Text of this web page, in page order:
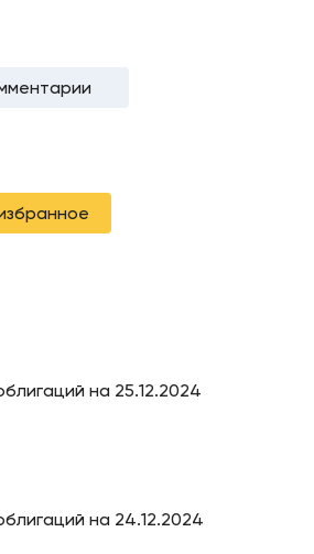
на 25.12.2024
на 24.12.2024